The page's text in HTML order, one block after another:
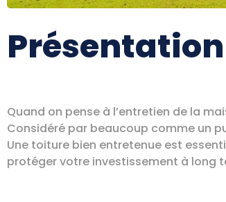
Quand on pense à l’entretien de la
Considéré par beaucoup comme un
Une toiture bien entretenue est
protéger votre investissement à long